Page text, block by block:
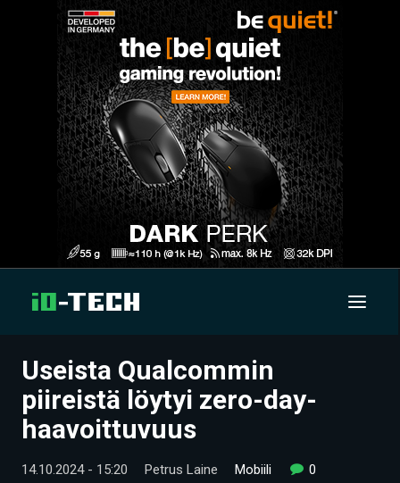
UUTISET
ARTIKKELIT
VIDEOT
Useista Qualcommin
piireistä löytyi zero-day-
haavoittuvuus
14.10.2024 - 15:20 Petrus Laine Mobiili 0